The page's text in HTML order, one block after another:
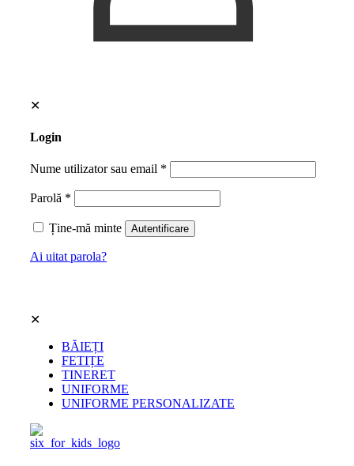
✕
Login
Nume utilizator sau email *
Parolă *
Ține-mă minte Autentificare
Ai uitat parola?
✕
BĂIEȚI
FETIȚE
TINERET
UNIFORME
UNIFORME PERSONALIZATE